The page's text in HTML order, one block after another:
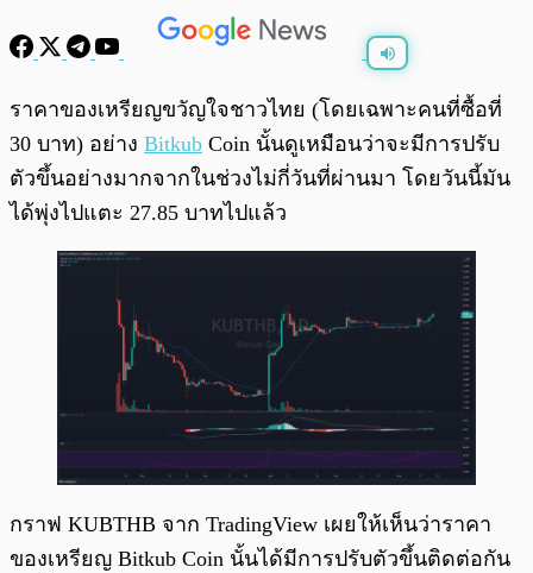
พร้อมเล่น /0:00
ราคาของเหรียญขวัญใจชาวไทย (โดยเฉพาะคนที่ซื้อที่
30 บาท) อย่าง Bitkub Coin นั้นดูเหมือนว่าจะมีการปรับ
ตัวขึ้นอย่างมากจากในช่วงไม่กี่วันที่ผ่านมา โดยวันนี้มัน
ได้พุ่งไปแตะ 27.85 บาทไปแล้ว
กราฟ KUBTHB จาก TradingView เผยให้เห็นว่าราคา
ของเหรียญ Bitkub Coin นั้นได้มีการปรับตัวขึ้นติดต่อกัน